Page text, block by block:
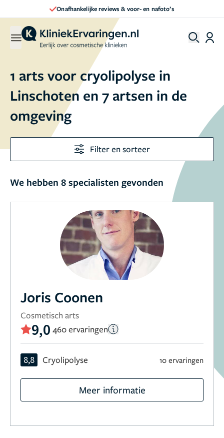
Onafhankelijke reviews & voor- en nafoto’s
1 arts voor cryolipolyse in
Linschoten en 7 artsen in de
omgeving
Filter en sorteer
We hebben 8 specialisten gevonden
Joris Coonen
Cosmetisch arts
9,0 460 ervaringen
8,8 Cryolipolyse 10 ervaringen
Meer informatie